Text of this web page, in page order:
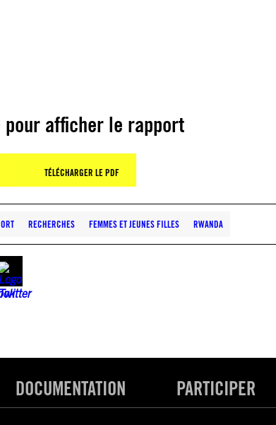
pour afficher le rapport
TÉLÉCHARGER LE PDF
RECHERCHES FEMMES ET JEUNES FILLES RWANDA
DOCUMENTATION PARTICIPER